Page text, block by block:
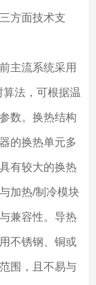
方面技术支
主流系统采用
法，可根据温
数。换热结构
的换热单元多
有较大的换热
加热/制冷模块
兼容性。导热
不锈钢、铜或
围，且不易与